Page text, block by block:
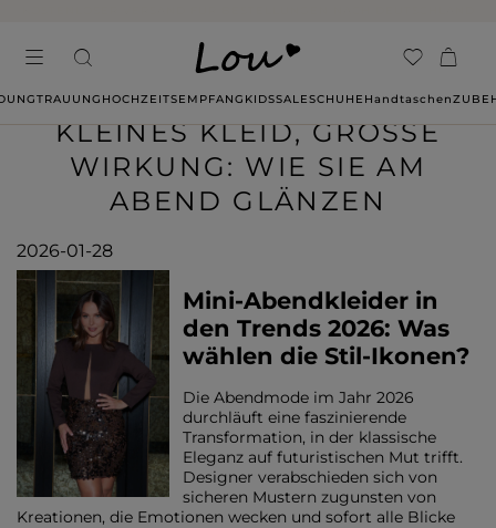
TRAUUNG HOCHZEITSEMPFANG KIDSSALESCHUHE Handtaschen
KLEINES KLEID, GROSSE W
IRKUNG: WIE SIE AM A
BEND GLÄNZEN
2026-01-28
Mini-Abendkleider in
den Trends 2026: Was
wählen die Stil-Ikonen?
Die Abendmode im Jahr 2026
durchläuft eine faszinierende
Transformation, in der klassische
Eleganz auf futuristischen Mut trifft.
Designer verabschieden sich von
sicheren Mustern zugunsten von
Kreationen, die Emotionen wecken und sofort alle Blicke